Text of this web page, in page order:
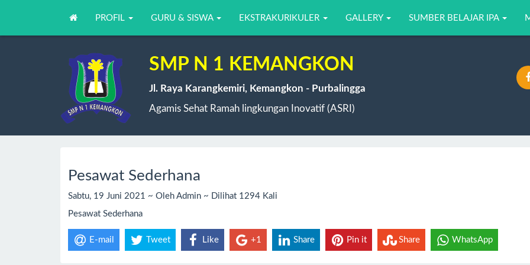
PROFIL GURU & SISWA EKSTRAKURIKULER GALLERY SUMBER BELAJAR IPA
SMP N 1 KEMANGKON
Jl. Raya Karangkemiri, Kemangkon - Purbalingga
Agamis Sehat Ramah lingkungan Inovatif (ASRI)
Pesawat Sederhana
Sabtu, 19 Juni 2021 ~ Oleh Admin ~ Dilihat 1294 Kali
Pesawat Sederhana
E-mail Tweet Like +1 Share Pin it Share WhatsApp